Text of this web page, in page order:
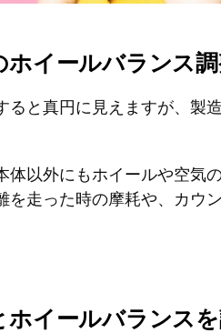
ホイールバランス
ると真円に見えますが、製
体以外にもホイールや空気
を走った時の摩耗や、カウ
ホイールバランス